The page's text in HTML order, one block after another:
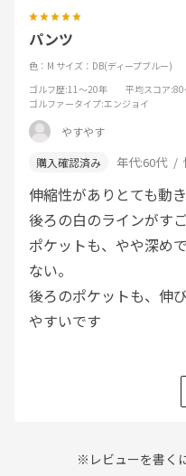
パンツ
色：M サイズ：DB(ディープブルー)
ゴルフ歴:11～20年 平均スコア
ゴルファータイプ:エンジョイ
やすやす
年代:60代
伸縮性がありとても動
後ろの白のラインがす
ポケットも、やや深め
ない。
後ろのポケットも、伸
やすいです
※レビューを書く